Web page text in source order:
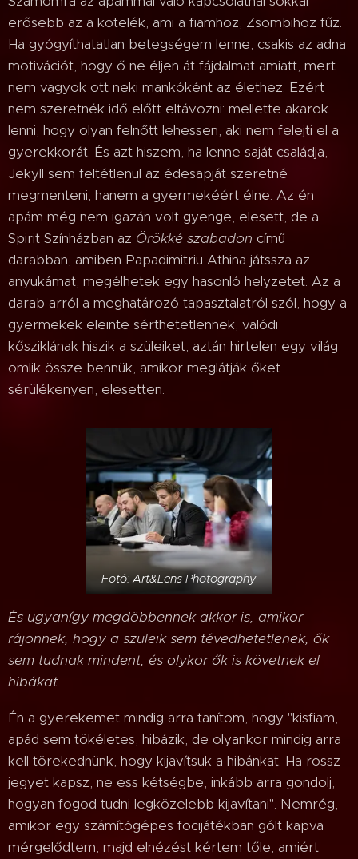
erősebb az a kötelék, ami a fiamhoz, Zsombihoz fűz.
Ha gyógyíthatatlan betegségem lenne, csakis az adna
motivációt, hogy ő ne éljen át fájdalmat amiatt, mert
nem vagyok ott neki mankóként az élethez. Ezért
nem szeretnék idő előtt eltávozni: mellette akarok
lenni, hogy olyan felnőtt lehessen, aki nem felejti el a
gyerekkorát. És azt hiszem, ha lenne saját családja,
Jekyll sem feltétlenül az édesapját szeretné
megmenteni, hanem a gyermekéért élne. Az én
apám még nem igazán volt gyenge, elesett, de a
Spirit Színházban az Örökké szabadon című
darabban, amiben Papadimitriu Athina játssza az
anyukámat, megélhetek egy hasonló helyzetet. Az a
darab arról a meghatározó tapasztalatról szól, hogy a
gyermekek eleinte sérthetetlennek, valódi
kősziklának hiszik a szüleiket, aztán hirtelen egy világ
omlik össze bennük, amikor meglátják őket
sérülékenyen, elesetten.
Fotó: Art&Lens Photography
És ugyanígy megdöbbennek akkor is, amikor
rájönnek, hogy a szüleik sem tévedhetetlenek, ők
sem tudnak mindent, és olykor ők is követnek el
hibákat.
Én a gyerekemet mindig arra tanítom, hogy "kisfiam,
apád sem tökéletes, hibázik, de olyankor mindig arra
kell törekednünk, hogy kijavítsuk a hibánkat. Ha rossz
jegyet kapsz, ne ess kétségbe, inkább arra gondolj,
hogyan fogod tudni legközelebb kijavítani". Nemrég,
amikor egy számítógépes focijátékban gólt kapva
mérgelődtem, majd elnézést kértem tőle, amiért